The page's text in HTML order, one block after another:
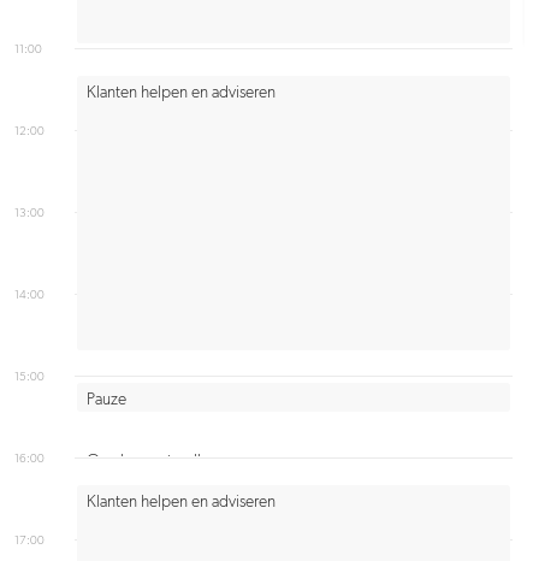
11:00
12:00
13:00
14:00
15:00
16:00
17:00
Klanten helpen en adviseren
Pauze
Overleg met collega
Klanten helpen en adviseren